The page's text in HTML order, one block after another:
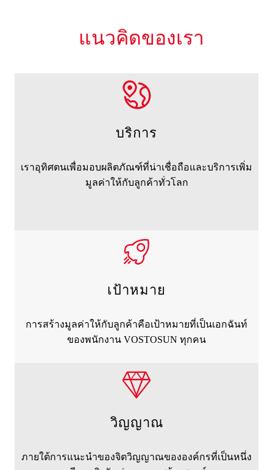
แนวคิดของเรา
บริการ
เราอุทิศตนเพื่อมอบผลิตภัณฑ์ที่น่าเชื่อถือและบริการเพิ่ม
มูลค่าให้กับลูกค้าทั่วโลก
เป้าหมาย
การสร้างมูลค่าให้กับลูกค้าคือเป้าหมายที่เป็นเอกฉันท์
ของพนักงาน VOSTOSUN ทุกคน
วิญญาณ
ภายใต้การแนะนำของจิตวิญญาณขององค์กรที่เป็นหนึ่ง